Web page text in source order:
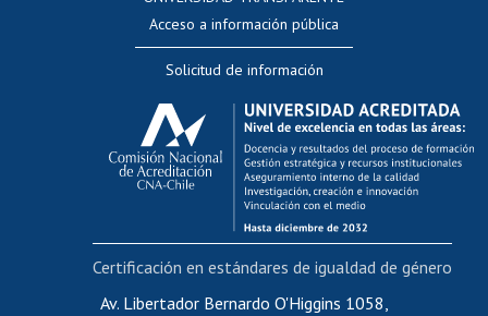
Evaluación docente
Calificación académica
Postulación al AUCAI
Funcionarias/os
Cursos internos de capacitación
Bienestar del personal
Portal de movilidad interna
Certificado de renta
Acceso a información pública
Solicitud de información
Av. Libertador Bernardo O'Higgins 1058,
Certificación en estándares de igualdad de género